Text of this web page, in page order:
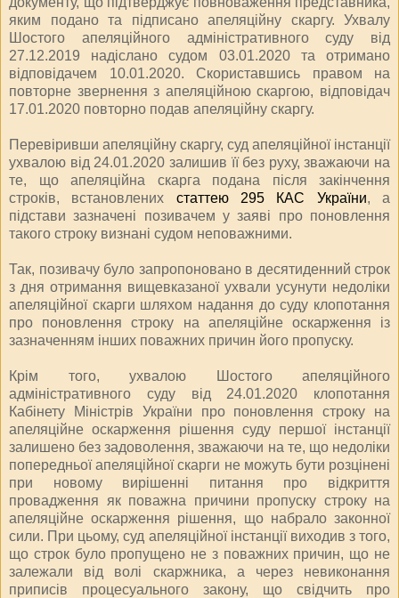
яким подано та підписано апеляційну скаргу. Ухвалу
Шостого апеляційного адміністративного суду від
27.12.2019 надіслано судом 03.01.2020 та отримано
відповідачем 10.01.2020. Скориставшись правом на
повторне звернення з апеляційною скаргою, відповідач
17.01.2020 повторно подав апеляційну скаргу.
Перевіривши апеляційну скаргу, суд апеляційної інстанції
ухвалою від 24.01.2020 залишив її без руху, зважаючи на
те, що апеляційна скарга подана після закінчення
строків, встановлених статтею 295 КАС України, а
підстави зазначені позивачем у заяві про поновлення
такого строку визнані судом неповажними.
Так, позивачу було запропоновано в десятиденний строк
з дня отримання вищевказаної ухвали усунути недоліки
апеляційної скарги шляхом надання до суду клопотання
про поновлення строку на апеляційне оскарження із
зазначенням інших поважних причин його пропуску.
Крім того, ухвалою Шостого апеляційного
адміністративного суду від 24.01.2020 клопотання
Кабінету Міністрів України про поновлення строку на
апеляційне оскарження рішення суду першої інстанції
залишено без задоволення, зважаючи на те, що недоліки
попередньої апеляційної скарги не можуть бути розцінені
при новому вирішенні питання про відкриття
провадження як поважна причини пропуску строку на
апеляційне оскарження рішення, що набрало законної
сили. При цьому, суд апеляційної інстанції виходив з того,
що строк було пропущено не з поважних причин, що не
залежали від волі скаржника, а через невиконання
приписів процесуального закону, що свідчить про